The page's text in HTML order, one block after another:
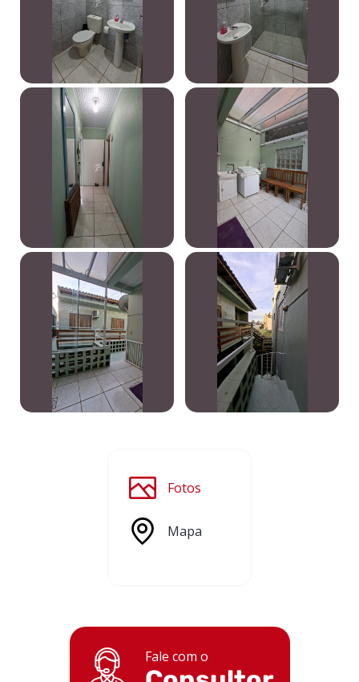
Fotos
Mapa
Fale com o